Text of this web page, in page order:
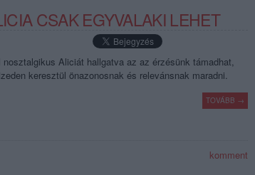
CSAK EGYVALAKI LEHET
Aliciát hallgatva az az érzésünk támadhat,
keresztül önazonosnak és relevánsnak maradni.
TOVÁBB →
komment